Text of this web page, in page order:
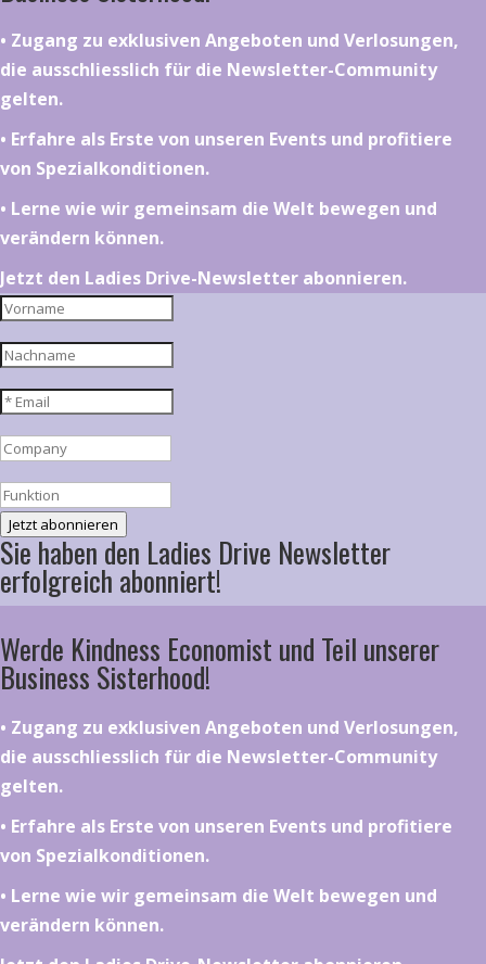
•⁠ ⁠⁠Zugang zu exklusiven Angeboten und Verlosungen,
die ausschliesslich für die Newsletter-Community
gelten.
•⁠ ⁠⁠Erfahre als Erste von unseren Events und profitiere
von Spezialkonditionen.
•⁠ ⁠⁠Lerne wie wir gemeinsam die Welt bewegen und
verändern können.
Jetzt den Ladies Drive-Newsletter abonnieren.
Jetzt abonnieren
Sie haben den Ladies Drive Newsletter
erfolgreich abonniert!
Werde Kindness Economist und Teil unserer
Business Sisterhood!
•⁠ ⁠⁠Zugang zu exklusiven Angeboten und Verlosungen,
die ausschliesslich für die Newsletter-Community
gelten.
•⁠ ⁠⁠Erfahre als Erste von unseren Events und profitiere
von Spezialkonditionen.
•⁠ ⁠⁠Lerne wie wir gemeinsam die Welt bewegen und
verändern können.